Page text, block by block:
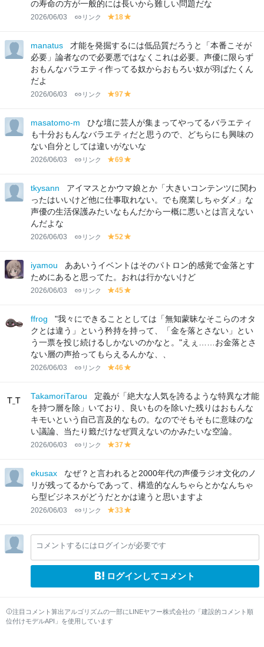
の寿命の方が一般的には長いから難しい問題だな
2026/06/03 リンク
y
lo
w
18
lo
w
manatus
才能を発掘するには低品質だろうと「本番こそが
必要」論者なので必要悪ではなくこれは必要。声優に限らず
おもんなバラエティ作ってる奴からおもろい奴が羽ばたくん
だよ
2026/06/03 リンク
y
lo
w
97
lo
w
masatomo-m
ひな壇に芸人が集まってやってるバラエティ
も十分おもんなバラエティだと思うので、どちらにも興味の
ない自分としては違いがないな
2026/06/03 リンク
y
lo
w
69
lo
w
tkysann
アイマスとかウマ娘とか「大きいコンテンツに関わ
ったはいいけど他に仕事取れない。でも廃業しちゃダメ」な
声優の生活保護みたいなもんだから一概に悪いとは言えない
んだよな
2026/06/03 リンク
y
lo
w
52
lo
w
iyamou
ああいうイベントはそのパトロン的感覚で金落とす
ためにあると思ってた。おれは行かないけど
2026/06/03 リンク
y
lo
w
45
lo
w
ffrog
"我々にできることとしては「無知蒙昧なそこらのオタ
クとは違う」という矜持を持って、「金を落とさない」とい
う一票を投じ続けるしかないのかなと。"えぇ……お金落とさ
ない層の声拾ってもらえるんかな、、
2026/06/03 リンク
y
lo
w
46
lo
TakamoriTarou
定義が「絶大な人気を誇るような特異な才能
を持つ層を除」いており、良いものを除いた残りはおもんな
キモいという自己言及的なもの。なのでそもそもに意味のな
い議論、当たり籤だけなぜ買えないのかみたいな空論。
2026/06/03 リンク
y
lo
w
37
lo
w
ekusax
なぜ？と言われると2000年代の声優ラジオ文化のノ
リが残ってるからであって、構造的なんちゃらとかなんちゃ
ら型ビジネスがどうだとかは違うと思いますよ
2026/06/03 リンク
y
lo
w
33
lo
w
コメントするにはログインが必要です
ログインしてコメント
注目コメント算出アルゴリズムの一部にLINEヤフー株式会社の「建設的コメント順
位付けモデルAPI」を使用しています